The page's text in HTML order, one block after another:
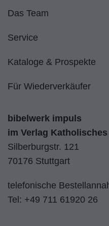
Das Team
Service
Kataloge & Prospekte
Für Wiederverkäufer
bibelwerk impuls
im Verlag
Silberburgstr. 121
70176 Stuttgart
telefonische
Tel: +49 711 61920 26